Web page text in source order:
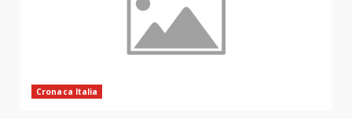
Cronaca Italia